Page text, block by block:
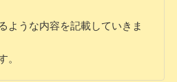
ような内容を記載していきま
。